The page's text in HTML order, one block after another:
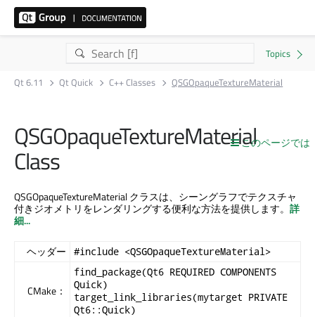
Qt 6.11 Qt Quick C++ Classes QSGOpaqueTextureMaterial
このページでは
QSGOpaqueTextureMaterial
Class
QSGOpaqueTextureMaterial クラスは、シーングラフでテクスチャ
付きジオメトリをレンダリングする便利な方法を提供します。 詳
細...
ヘッダー #include <QSGOpaqueTextureMaterial>
CMake：
find_package(Qt6 REQUIRED COMPONENTS
Quick)
target_link_libraries(mytarget PRIVATE
Qt6::Quick)